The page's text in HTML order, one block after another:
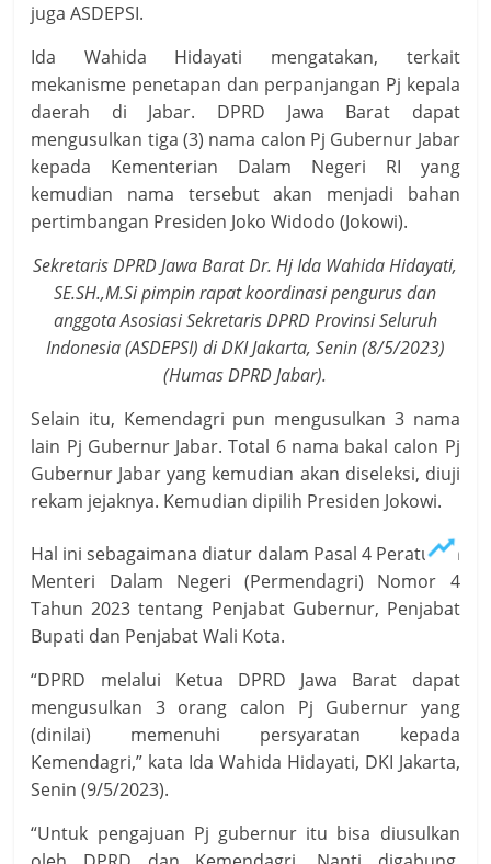
juga ASDEPSI.
Ida Wahida Hidayati mengatakan, terkait
mekanisme penetapan dan perpanjangan Pj kepala
daerah di Jabar. DPRD Jawa Barat dapat
mengusulkan tiga (3) nama calon Pj Gubernur Jabar
kepada Kementerian Dalam Negeri RI yang
kemudian nama tersebut akan menjadi bahan
pertimbangan Presiden Joko Widodo (Jokowi).
Sekretaris DPRD Jawa Barat Dr. Hj Ida Wahida Hidayati,
SE.SH.,M.Si pimpin rapat koordinasi pengurus dan
anggota Asosiasi Sekretaris DPRD Provinsi Seluruh
Indonesia (ASDEPSI) di DKI Jakarta, Senin (8/5/2023)
(Humas DPRD Jabar).
Selain itu, Kemendagri pun mengusulkan 3 nama
lain Pj Gubernur Jabar. Total 6 nama bakal calon Pj
Gubernur Jabar yang kemudian akan diseleksi, diuji
rekam jejaknya. Kemudian dipilih Presiden Jokowi.
Hal ini sebagaimana diatur dalam Pasal 4 Peraturan
Menteri Dalam Negeri (Permendagri) Nomor 4
Tahun 2023 tentang Penjabat Gubernur, Penjabat
Bupati dan Penjabat Wali Kota.
“DPRD melalui Ketua DPRD Jawa Barat dapat
mengusulkan 3 orang calon Pj Gubernur yang
(dinilai) memenuhi persyaratan kepada
Kemendagri,” kata Ida Wahida Hidayati, DKI Jakarta,
Senin (9/5/2023).
“Untuk pengajuan Pj gubernur itu bisa diusulkan